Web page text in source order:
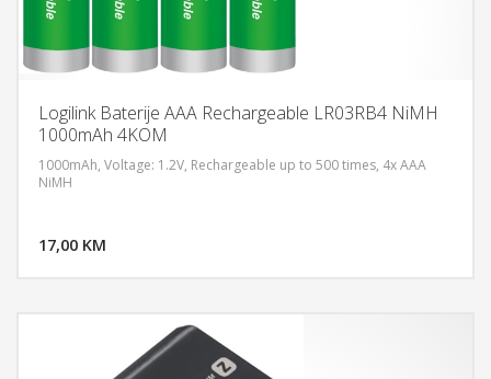
Logilink Baterije AAA Rechargeable LR03RB4 NiMH
1000mAh 4KOM
1000mAh, Voltage: 1.2V, Rechargeable up to 500 times, 4x AAA
NiMH
17,00 KM